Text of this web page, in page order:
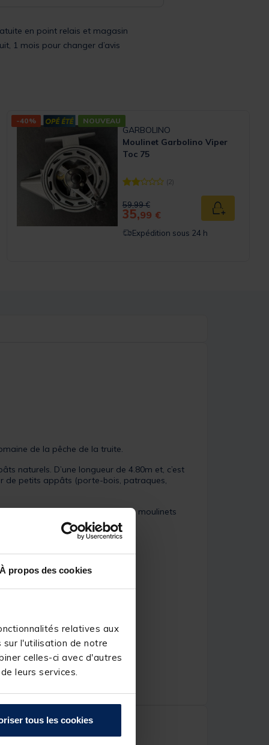
À propos des cookies
relatives aux
l'utilisation de notre
celles-ci avec d'autres
leurs services.
tous les cookies
en point relais et magasin
1 mois pour changer d’avis
-40% NOUVEAU
GARBOLINO
Moulinet Garbolino Viper
Toc 75
[object Object] out of 5 Customer
(2)
Price reduced from
59,99 €to
35,99 € Ajouter au
Expédition sous 24 h
de la pêche de la truite.
naturels. D’une longueur de 4.80m et, c’est
de petits appâts (porte-bois, patraques,
à plaque fixe s'adapte à tous les moulinets